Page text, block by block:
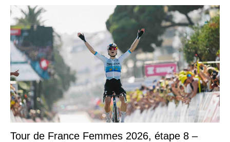
Tour de France Femmes 2026, étape 8 –